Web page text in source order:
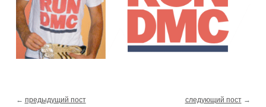
← предыдущий пост следующий пост→